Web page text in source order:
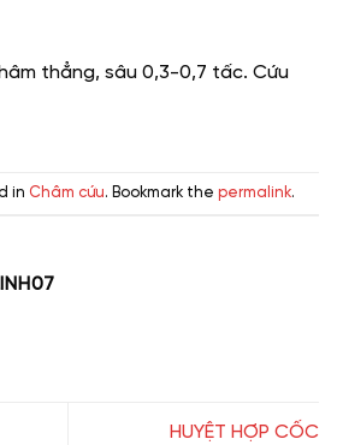
thẳng, sâu 0,3-0,7 tấc. Cứu
in Châm cứu. Bookmark the permalink.
HUYỆT HỢP CỐC